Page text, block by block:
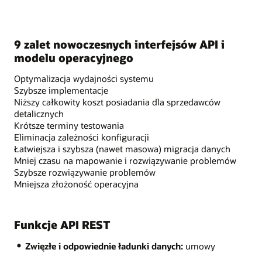
9 zalet nowoczesnych interfejsów API i
modelu operacyjnego
Optymalizacja wydajności systemu
Szybsze implementacje
Niższy całkowity koszt posiadania dla sprzedawców
detalicznych
Krótsze terminy testowania
Eliminacja zależności konfiguracji
Łatwiejsza i szybsza (nawet masowa) migracja danych
Mniej czasu na mapowanie i rozwiązywanie problemów
Szybsze rozwiązywanie problemów
Mniejsza złożoność operacyjna
Funkcje API REST
Zwięzłe i odpowiednie ładunki danych:umowy